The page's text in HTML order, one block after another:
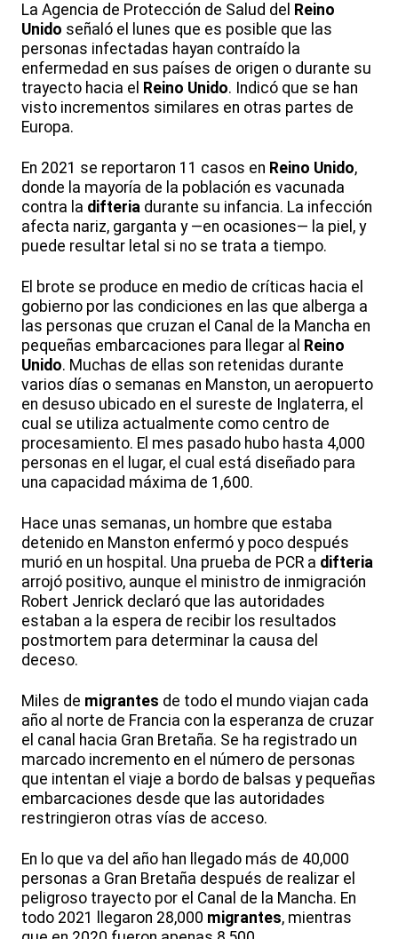
La Agencia de Protección de Salud del Reino
Unido señaló el lunes que es posible que las
personas infectadas hayan contraído la
enfermedad en sus países de origen o durante su
trayecto hacia el Reino Unido. Indicó que se han
visto incrementos similares en otras partes de
Europa.
En 2021 se reportaron 11 casos en Reino Unido,
donde la mayoría de la población es vacunada
contra la difteria durante su infancia. La infección
afecta nariz, garganta y —en ocasiones— la piel, y
puede resultar letal si no se trata a tiempo.
El brote se produce en medio de críticas hacia el
gobierno por las condiciones en las que alberga a
las personas que cruzan el Canal de la Mancha en
pequeñas embarcaciones para llegar al Reino
Unido. Muchas de ellas son retenidas durante
varios días o semanas en Manston, un aeropuerto
en desuso ubicado en el sureste de Inglaterra, el
cual se utiliza actualmente como centro de
procesamiento. El mes pasado hubo hasta 4,000
personas en el lugar, el cual está diseñado para
una capacidad máxima de 1,600.
Hace unas semanas, un hombre que estaba
detenido en Manston enfermó y poco después
murió en un hospital. Una prueba de PCR a difteria
arrojó positivo, aunque el ministro de inmigración
Robert Jenrick declaró que las autoridades
estaban a la espera de recibir los resultados
postmortem para determinar la causa del
deceso.
Miles de migrantes de todo el mundo viajan cada
año al norte de Francia con la esperanza de cruzar
el canal hacia Gran Bretaña. Se ha registrado un
marcado incremento en el número de personas
que intentan el viaje a bordo de balsas y pequeñas
embarcaciones desde que las autoridades
restringieron otras vías de acceso.
En lo que va del año han llegado más de 40,000
personas a Gran Bretaña después de realizar el
peligroso trayecto por el Canal de la Mancha. En
todo 2021 llegaron 28,000 migrantes, mientras